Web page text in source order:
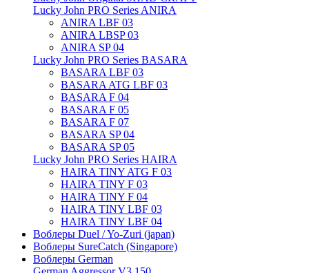
Lucky John PRO Series ANIRA
ANIRA LBF 03
ANIRA LBSP 03
ANIRA SP 04
Lucky John PRO Series BASARA
BASARA LBF 03
BASARA ATG LBF 03
BASARA F 04
BASARA F 05
BASARA F 07
BASARA SP 04
BASARA SP 05
Lucky John PRO Series HAIRA
HAIRA TINY ATG F 03
HAIRA TINY F 03
HAIRA TINY F 04
HAIRA TINY LBF 03
HAIRA TINY LBF 04
Воблеры Duel / Yo-Zuri (japan)
Воблеры SureCatch (Singapore)
Воблеры German